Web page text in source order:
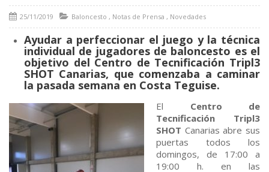
25/11/2019 Baloncesto , Notas de Prensa , Novedades
Ayudar a perfeccionar el juego y la técnica
individual de jugadores de baloncesto es el
objetivo del Centro de Tecnificación Tripl3
SHOT Canarias, que comenzaba a caminar
la pasada semana en Costa Teguise.
El Centro de
Tecnificación Tripl3
SHOT Canarias abre sus
puertas todos los
domingos, de 17:00 a
19:00 h. en las